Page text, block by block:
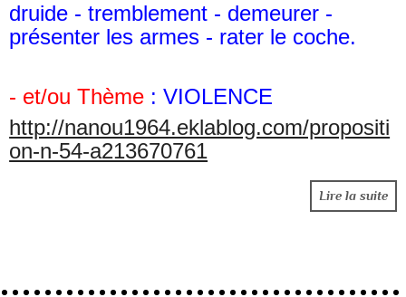
druide - tremblement - demeurer -
présenter les armes - rater le coche.
- et/ou Thème : VIOLENCE
http://nanou1964.eklablog.com/propositi
on-n-54-a213670761
Lire la suite